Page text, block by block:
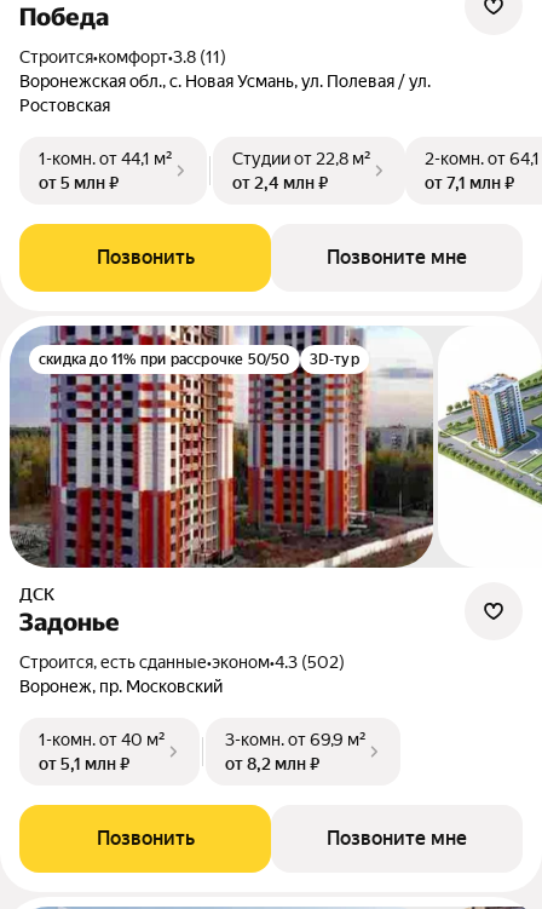
Победа
Строится•комфорт•3.8 (11)
Воронежская обл., с. Новая Усмань, ул. Полевая / ул.
Ростовская
1-комн.от 44,1 м²
от 5 млн ₽
Студииот 22,8 м²
от 2,4 млн ₽
2-комн.от
от 7,1 млн ₽
Позвонить Позвоните мне
скидка до 11% при рассрочке 50/50 3D-тур
ДСК
Задонье
Строится, есть сданные•эконом•4.3 (502)
Воронеж, пр. Московский
1-комн.от 40 м²
от 5,1 млн ₽
3-комн.от 69,9 м²
от 8,2 млн ₽
Позвонить Позвоните мне